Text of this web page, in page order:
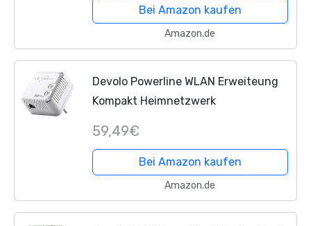
Bei Amazon kaufen
Amazon.de
Devolo Powerline WLAN Erweiteung
Kompakt Heimnetzwerk
59,49€
Bei Amazon kaufen
Amazon.de